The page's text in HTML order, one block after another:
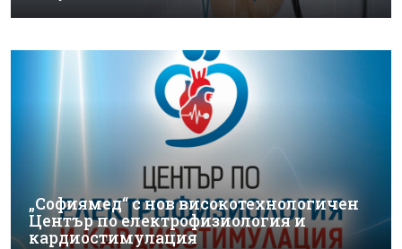
„Софиямед“ с нов високотехнологичен
Център по електрофизиология и
кардиостимулация